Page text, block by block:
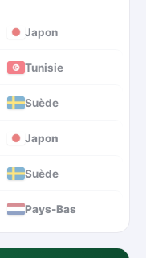
Japon
Tunisie
Suède
Japon
Suède
Pays-Bas